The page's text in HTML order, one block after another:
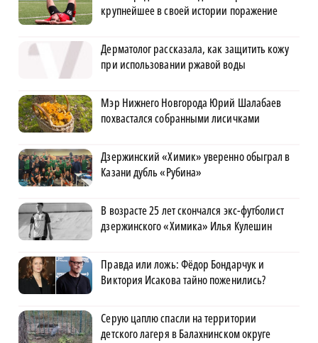
крупнейшее в своей истории поражение
Дерматолог рассказала, как защитить кожу
при использовании ржавой воды
Мэр Нижнего Новгорода Юрий Шалабаев
похвастался собранными лисичками
Дзержинский «Химик» уверенно обыграл в
Казани дубль «Рубина»
В возрасте 25 лет скончался экс-футболист
дзержинского «Химика» Илья Кулешин
Правда или ложь: Фёдор Бондарчук и
Виктория Исакова тайно поженились?
Серую цаплю спасли на территории
детского лагеря в Балахнинском округе